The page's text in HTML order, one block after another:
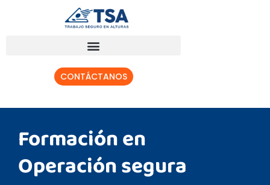
CONTÁCTANOS
Formación en
Operación segura